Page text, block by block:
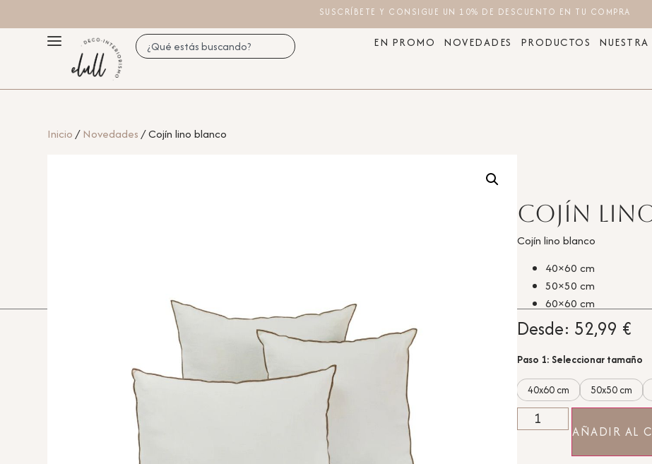
SUSCRÍBETE Y CONSIGUE UN 10% DE DESCUENTO EN TU COMPRA
EN PROMO NOVEDADES PRODUCTOS
Inicio /Novedades / Cojín lino blanco
Cojín
Cojín lino blanco
40×60 cm
50×50 cm
60×60 cm
Desde: 52,99 €
Paso 1: Seleccionar tamaño
40x60 cm 50x50 cm
AÑADIR AL